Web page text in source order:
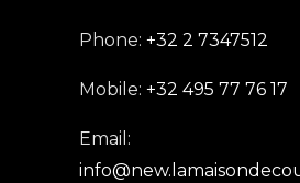
Phone: +32 2 7347512
Mobile: +32 495 77 76 17
Email: